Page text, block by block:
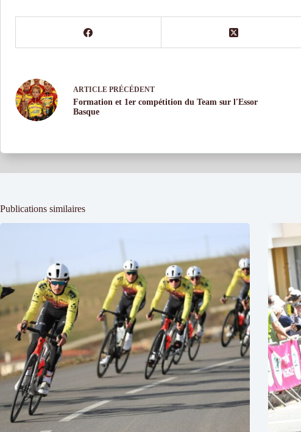
ARTICLE PRÉCÉDENT
Formation et 1er compétition du Team sur l'Essor
Basque
Publications similaires